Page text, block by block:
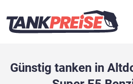
Günstig tanken in